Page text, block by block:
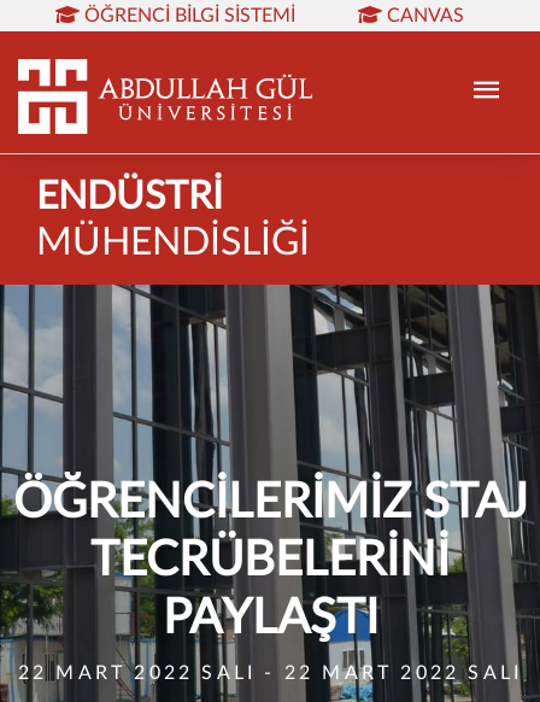
ÖĞRENCI BILGI SISTEMI
CANVAS
WEB MAIL
EN
ENDÜSTRİ
MÜHENDİSLİĞİ
ÖĞRENCİLERİMİZ STAJ
TECRÜBELERİNİ
PAYLAŞTI
22 MART 2022 SALI - 22 MART 2022 SALI